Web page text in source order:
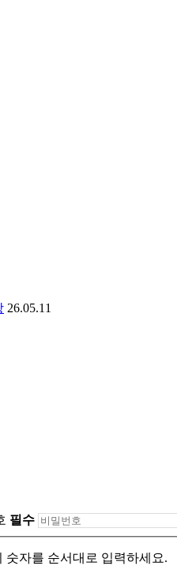
26.05.11
필수
숫자를 순서대로 입력하세요.